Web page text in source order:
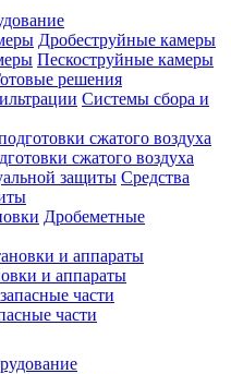
Дробеструйные камеры
Пескоструйные камеры
решения
Системы сбора и
сжатого воздуха
Средства
Дробеметные
и аппараты
части